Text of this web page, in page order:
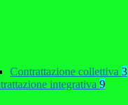
Contrattazione collettiva 3
integrativa 9